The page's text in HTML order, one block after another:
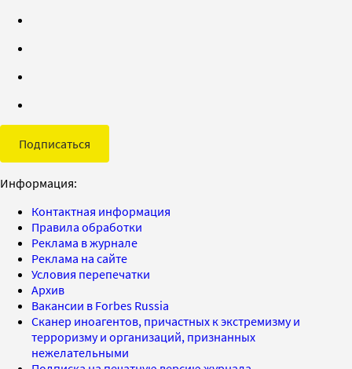
Подписаться
Информация:
Контактная информация
Правила обработки
Реклама в журнале
Реклама на сайте
Условия перепечатки
Архив
Вакансии в Forbes Russia
Сканер иноагентов, причастных к экстремизму и
терроризму и организаций, признанных
нежелательными